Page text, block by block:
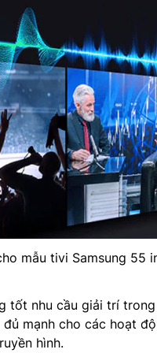
mẫu tivi Samsung 55
tốt nhu cầu giải trí
mạnh cho các hoạt
hình.